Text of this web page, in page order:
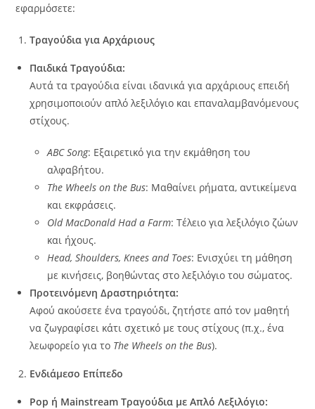
εφαρμόσετε:
Τραγούδια για Αρχάριους
Παιδικά Τραγούδια:
Αυτά τα τραγούδια είναι ιδανικά για αρχάριους επειδή
χρησιμοποιούν απλό λεξιλόγιο και επαναλαμβανόμενους
στίχους.
ABC Song: Εξαιρετικό για την εκμάθηση του
αλφαβήτου.
The Wheels on the Bus: Μαθαίνει ρήματα, αντικείμενα
και εκφράσεις.
Old MacDonald Had a Farm: Τέλειο για λεξιλόγιο ζώων
και ήχους.
Head, Shoulders, Knees and Toes: Ενισχύει τη μάθηση
με κινήσεις, βοηθώντας στο λεξιλόγιο του σώματος.
Προτεινόμενη Δραστηριότητα:
Αφού ακούσετε ένα τραγούδι, ζητήστε από τον μαθητή
να ζωγραφίσει κάτι σχετικό με τους στίχους (π.χ., ένα
λεωφορείο για το The Wheels on the Bus).
Ενδιάμεσο Επίπεδο
Pop ή Mainstream Τραγούδια με Απλό Λεξιλόγιο: